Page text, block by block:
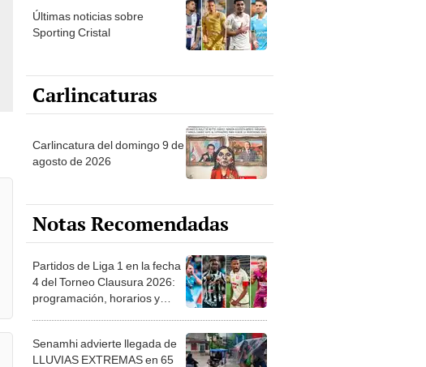
Últimas noticias sobre
Sporting Cristal
Carlincaturas
Carlincatura del domingo 9 de
agosto de 2026
Notas Recomendadas
Partidos de Liga 1 en la fecha
4 del Torneo Clausura 2026:
programación, horarios y
Senamhi advierte llegada de
LLUVIAS EXTREMAS en 65